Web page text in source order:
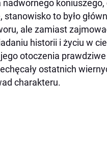
koniuszego,
to było
ale zamiast
historii i życiu w
otoczenia
ostatnich
charakteru.